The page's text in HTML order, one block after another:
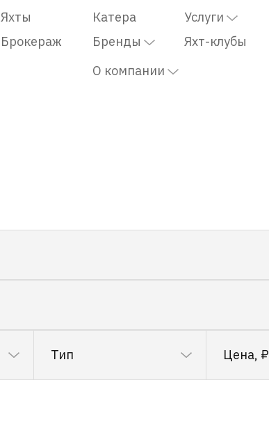
Яхты
Катера
Брокераж
Бренды
Услуги
Яхт-клубы
О компании
Тип Цена, ₽